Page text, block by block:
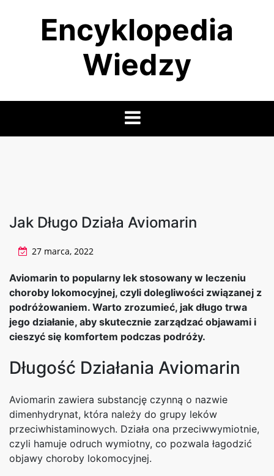
Encyklopedia
Wiedzy
Jak Długo Działa Aviomarin
27 marca, 2022
Aviomarin to popularny lek stosowany w leczeniu
choroby lokomocyjnej, czyli dolegliwości związanej z
podróżowaniem. Warto zrozumieć, jak długo trwa
jego działanie, aby skutecznie zarządzać objawami i
cieszyć się komfortem podczas podróży.
Długość Działania Aviomarin
Aviomarin zawiera substancję czynną o nazwie
dimenhydrynat, która należy do grupy leków
przeciwhistaminowych. Działa ona przeciwwymiotnie,
czyli hamuje odruch wymiotny, co pozwala łagodzić
objawy choroby lokomocyjnej.